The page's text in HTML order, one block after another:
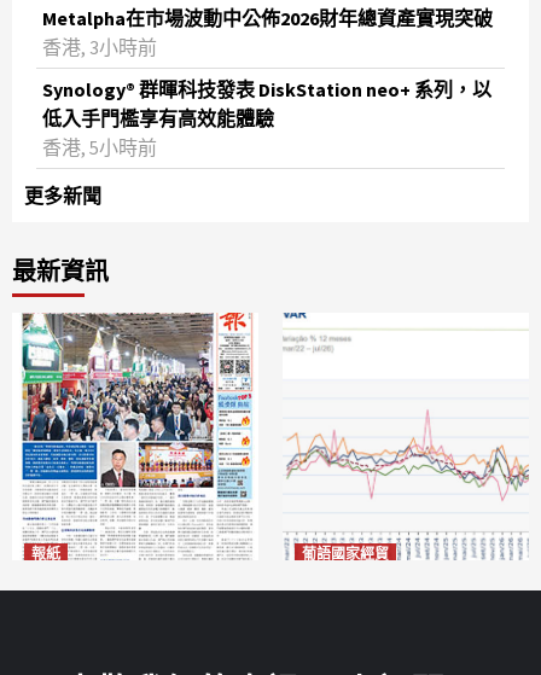
Metalpha在市場波動中公佈2026財年總資產實現突破
‌香港, 3小時前
Synology® 群暉科技發表 DiskStation neo+ 系列，以
低入手門檻享有高效能體驗
香港, 5小時前
更多新聞
最新資訊
報紙 葡語國家經貿